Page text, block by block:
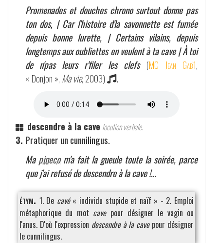
Promenades et douches chrono surtout donne pas
ton dos, | Car l'histoire d'la savonnette est fumée
depuis bonne lurette, | Certains vilains, depuis
longtemps aux oubliettes en veulent à ta cave | À toi
de n'pas leurs r'filer les clefs (MC Jean Gab'1,
« Donjon », Ma vie, 2003) .
descendre à la cave locution verbale.
3. Pratiquer un cunnilingus.
Ma pinecom'a fait la gueule toute la soirée, parce
que j'ai refusé de descendre à la cave !…
étym. 1. De cavé« individu stupide et naïf » - 2. Emploi
métaphorique du mot cavepour désigner le vagin ou
l'anus. D'où l'expression descendre à la cavepour désigner
le cunnilingus.